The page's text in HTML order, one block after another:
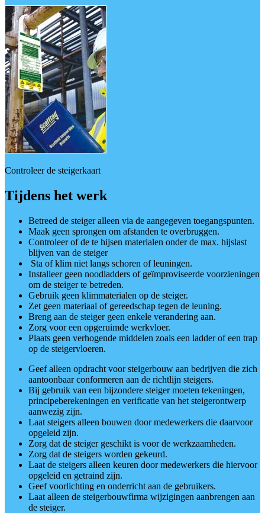
Controleer de steigerkaart
Tijdens het werk
Betreed de steiger alleen via de aangegeven toegangspunten.
Maak geen sprongen om afstanden te overbruggen.
Controleer of de te hijsen materialen onder de max. hijslast
blijven van de steiger
Sta of klim niet langs schoren of leuningen.
Installeer geen noodladders of geïmproviseerde voorzieningen
om de steiger te betreden.
Gebruik geen klimmaterialen op de steiger.
Zet geen materiaal of gereedschap tegen de leuning.
Breng aan de steiger geen enkele verandering aan.
Zorg voor een opgeruimde werkvloer.
Plaats geen verhogende middelen zoals een ladder of een trap
op de steigervloeren.
Geef alleen opdracht voor steigerbouw aan bedrijven die zich
aantoonbaar conformeren aan de richtlijn steigers.
Bij gebruik van een bijzondere steiger moeten tekeningen,
principeberekeningen en verificatie van het steigerontwerp
aanwezig zijn.
Laat steigers alleen bouwen door medewerkers die daarvoor
opgeleid zijn.
Zorg dat de steiger geschikt is voor de werkzaamheden.
Zorg dat de steigers worden gekeurd.
Laat de steigers alleen keuren door medewerkers die hiervoor
opgeleid en getraind zijn.
Geef voorlichting en onderricht aan de gebruikers.
Laat alleen de steigerbouwfirma wijzigingen aanbrengen aan
de steiger.